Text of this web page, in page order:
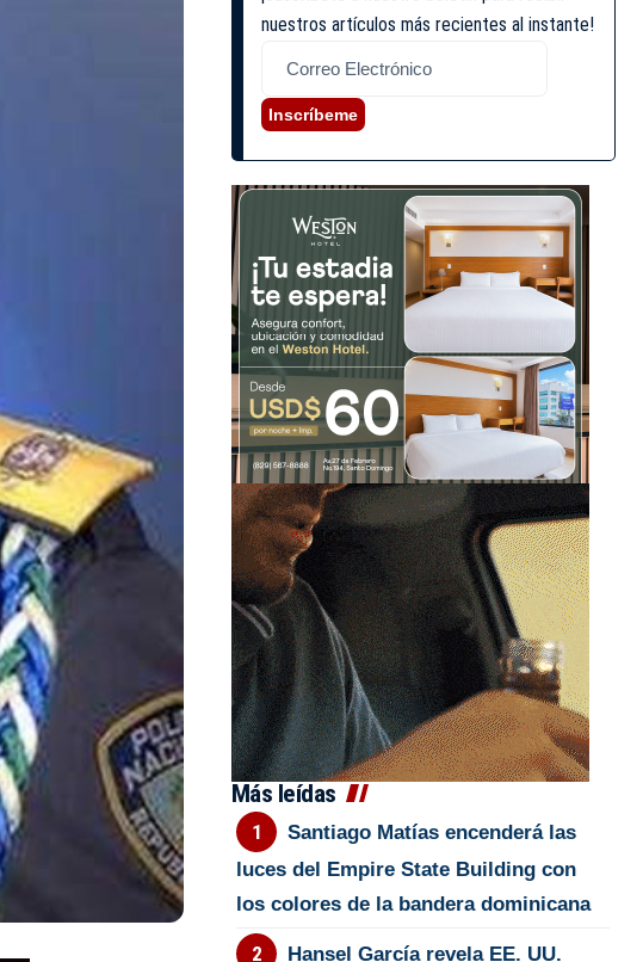
nuestros artículos más recientes al instante!
Inscríbeme
Más leídas
Santiago Matías encenderá las
luces del Empire State Building con
los colores de la bandera dominicana
Hansel García revela EE. UU.